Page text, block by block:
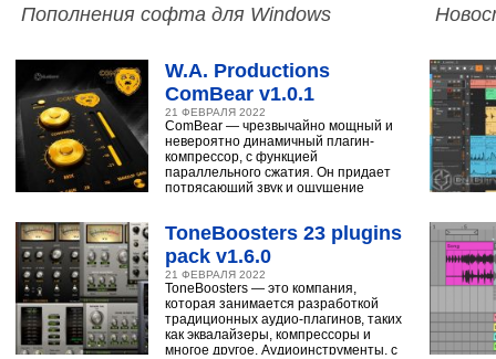
Пополнения софта для Windows
W.A. Productions
ComBear v1.0.1
21 ФЕВРАЛЯ 2022
ComBear — чрезвычайно мощный и
невероятно динамичный плагин-
компрессор, с функцией
параллельного сжатия. Он придает
потрясающий звук и ощущение
ToneBoosters 23 plugins
pack v1.6.0
21 ФЕВРАЛЯ 2022
ToneBoosters — это компания,
которая занимается разработкой
традиционных аудио-плагинов, таких
как эквалайзеры, компрессоры и
многое другое. Аудиоинструменты, с